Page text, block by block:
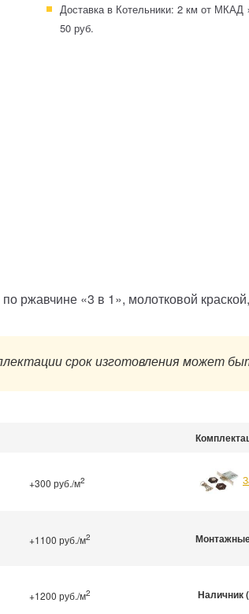
Доставка в Котельники: 2 км от МКАД
50 руб.
ржавчине «3 в 1», молотковой
срок изготовления может
+300 руб./м2
+1100 руб./м2
+1200 руб./м2 Наличник